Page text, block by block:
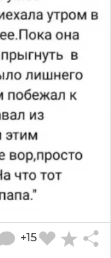
+15